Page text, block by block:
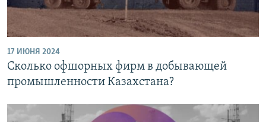
17 ИЮНЯ 2024
Сколько офшорных фирм в добывающей
промышленности Казахстана?